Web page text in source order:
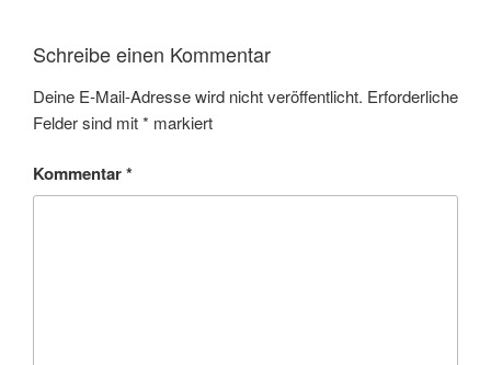
Schreibe einen Kommentar
Deine E-Mail-Adresse wird nicht veröffentlicht. Erforderliche
Felder sind mit* markiert
Kommentar*